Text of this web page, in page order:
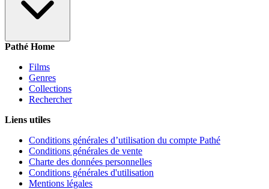
Pathé Home
Films
Genres
Collections
Rechercher
Liens utiles
Conditions générales d’utilisation du compte Pathé
Conditions générales de vente
Charte des données personnelles
Conditions générales d'utilisation
Mentions légales